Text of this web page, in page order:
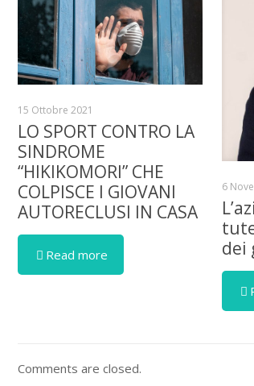
15 Ottobre 2021
LO SPORT CONTRO LA
SINDROME
“HIKIKOMORI” CHE
COLPISCE I GIOVANI
AUTORECLUSI IN CASA
Read more
6
dei
Comments are closed.